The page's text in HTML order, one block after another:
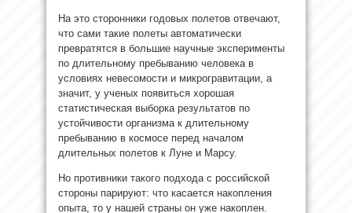
На это сторонники годовых полетов отвечают,
что сами такие полеты автоматически
превратятся в большие научные эксперименты
по длительному пребыванию человека в
условиях невесомости и микрогравитации, а
значит, у ученых появиться хорошая
статистическая выборка результатов по
устойчивости организма к длительному
пребыванию в космосе перед началом
длительных полетов к Луне и Марсу.
Но противники такого подхода с российской
стороны парируют: что касается накопления
опыта, то у нашей страны он уже накоплен.